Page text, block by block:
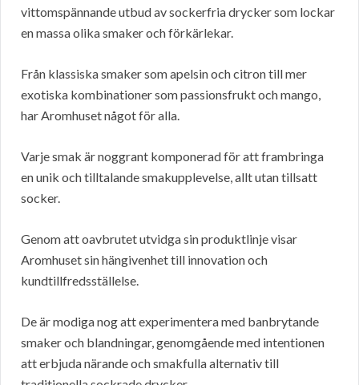
vittomspännande utbud av sockerfria drycker som lockar
en massa olika smaker och förkärlekar.
Från klassiska smaker som apelsin och citron till mer
exotiska kombinationer som passionsfrukt och mango,
har Aromhuset något för alla.
Varje smak är noggrant komponerad för att frambringa
en unik och tilltalande smakupplevelse, allt utan tillsatt
socker.
Genom att oavbrutet utvidga sin produktlinje visar
Aromhuset sin hängivenhet till innovation och
kundtillfredsställelse.
De är modiga nog att experimentera med banbrytande
smaker och blandningar, genomgående med intentionen
att erbjuda närande och smakfulla alternativ till